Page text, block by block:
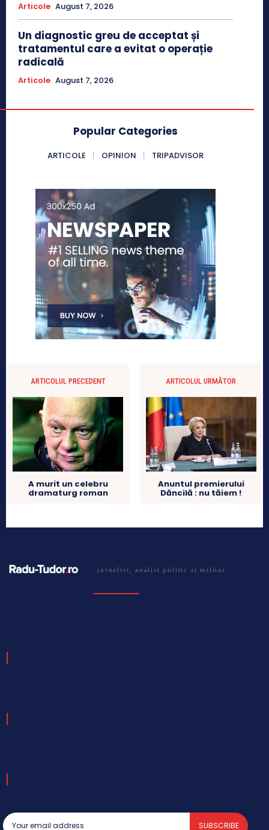
Articole August 7, 2026
Un diagnostic greu de acceptat și
tratamentul care a evitat o operație
radicală
Articole August 7, 2026
Popular Categories
ARTICOLE OPINION TRIPADVISOR
ARTICOLUL PRECEDENT
A murit un celebru
dramaturg roman
ARTICOLUL URMĂTOR
Anuntul premierului
Dăncilă : nu tăiem !
jurnalist, analist politic si militar
SUBSCRIBE